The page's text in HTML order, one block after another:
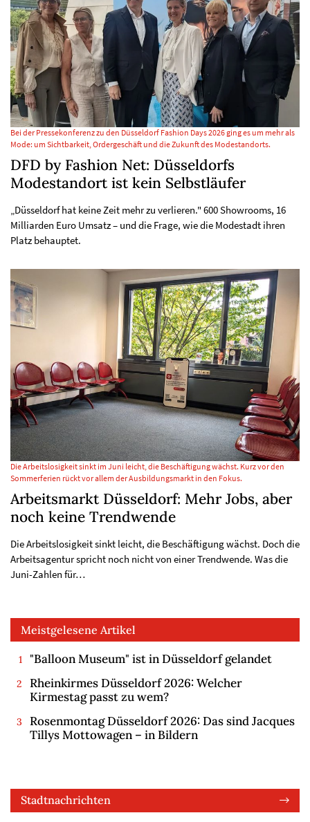
Bei der Pressekonferenz zu den Düsseldorf Fashion Days 2026 ging es um mehr als
Mode: um Sichtbarkeit, Ordergeschäft und die Zukunft des Modestandorts.
DFD by Fashion Net: Düsseldorfs
Modestandort ist kein Selbstläufer
„Düsseldorf hat keine Zeit mehr zu verlieren." 600 Showrooms, 16
Milliarden Euro Umsatz – und die Frage, wie die Modestadt ihren
Platz behauptet.
Die Arbeitslosigkeit sinkt im Juni leicht, die Beschäftigung wächst. Kurz vor den
Sommerferien rückt vor allem der Ausbildungsmarkt in den Fokus.
Arbeitsmarkt Düsseldorf: Mehr Jobs, aber
noch keine Trendwende
Die Arbeitslosigkeit sinkt leicht, die Beschäftigung wächst. Doch die
Arbeitsagentur spricht noch nicht von einer Trendwende. Was die
Juni-Zahlen für…
Meistgelesene Artikel
"Balloon Museum" ist in Düsseldorf gelandet
Rheinkirmes Düsseldorf 2026: Welcher
Kirmestag passt zu wem?
Rosenmontag Düsseldorf 2026: Das sind Jacques
Tillys Mottowagen – in Bildern
Stadtnachrichten